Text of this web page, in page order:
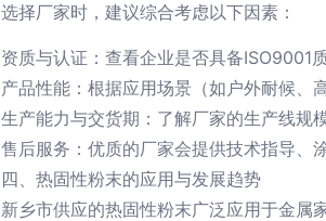
选择厂家时，建议综合考虑以下因素：
资质与认证：查看企业是否具备ISO9001
产品性能：根据应用场景（如户外耐候、
生产能力与交货期：了解厂家的生产线规
售后服务：优质的厂家会提供技术指导、
四、热固性粉末的应用与发展趋势
新乡市供应的热固性粉末广泛应用于金属